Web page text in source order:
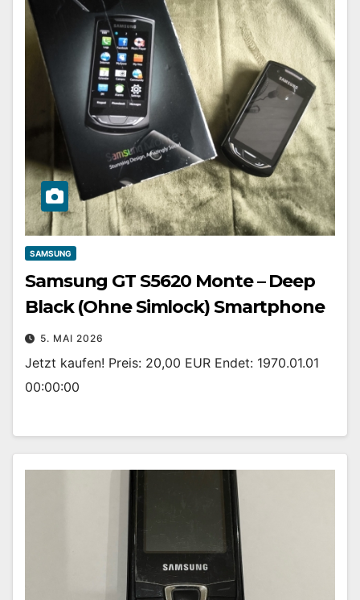
SAMSUNG
Samsung GT S5620 Monte – Deep
Black (Ohne Simlock) Smartphone
5. MAI 2026
Jetzt kaufen! Preis: 20,00 EUR Endet: 1970.01.01
00:00:00